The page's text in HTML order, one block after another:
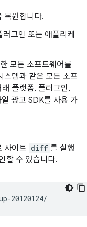
복원합니다.
그인 또는 애플리케
모든 소프트웨어를
스템과 같은 모든 소프
플랫폼, 플러그인,
광고 SDK를 사용 가
사이트 diff 를 실행
할 수 있습니다.